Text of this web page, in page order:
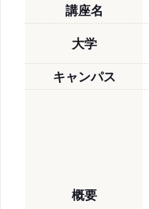
講座名
大学
キャンパス
概要